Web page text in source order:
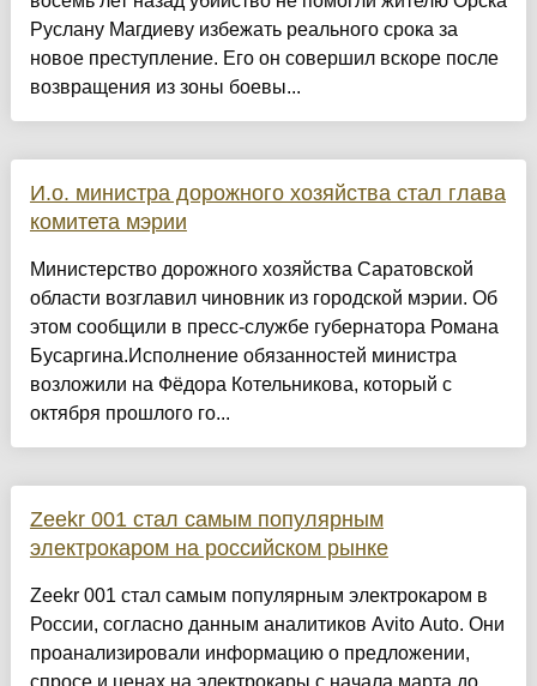
Руслану Магдиеву избежать реального срока за
новое преступление. Его он совершил вскоре после
возвращения из зоны боевы...
И.о. министра дорожного хозяйства стал глава
комитета мэрии
Министерство дорожного хозяйства Саратовской
области возглавил чиновник из городской мэрии. Об
этом сообщили в пресс-службе губернатора Романа
Бусаргина.Исполнение обязанностей министра
возложили на Фёдора Котельникова, который с
октября прошлого го...
Zeekr 001 стал самым популярным
электрокаром на российском рынке
Zeekr 001 стал самым популярным электрокаром в
России, согласно данным аналитиков Avito Auto. Они
проанализировали информацию о предложении,
спросе и ценах на электрокары с начала марта до